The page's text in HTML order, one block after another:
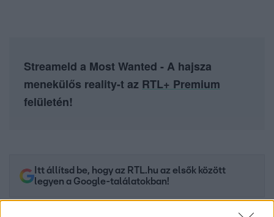
Streameld a Most Wanted - A hajsza
menekülős reality-t az RTL+ Premium
felületén!
Itt állítsd be, hogy az RTL.hu az elsők között
legyen a Google-találatokban!